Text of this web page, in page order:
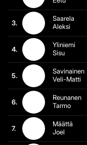
3.
Saarela
Aleksi
4.
Yliniemi
Sisu
5.
Savinainen
Veli-Matti
6.
Reunanen
Tarmo
7.
Määttä
Joel